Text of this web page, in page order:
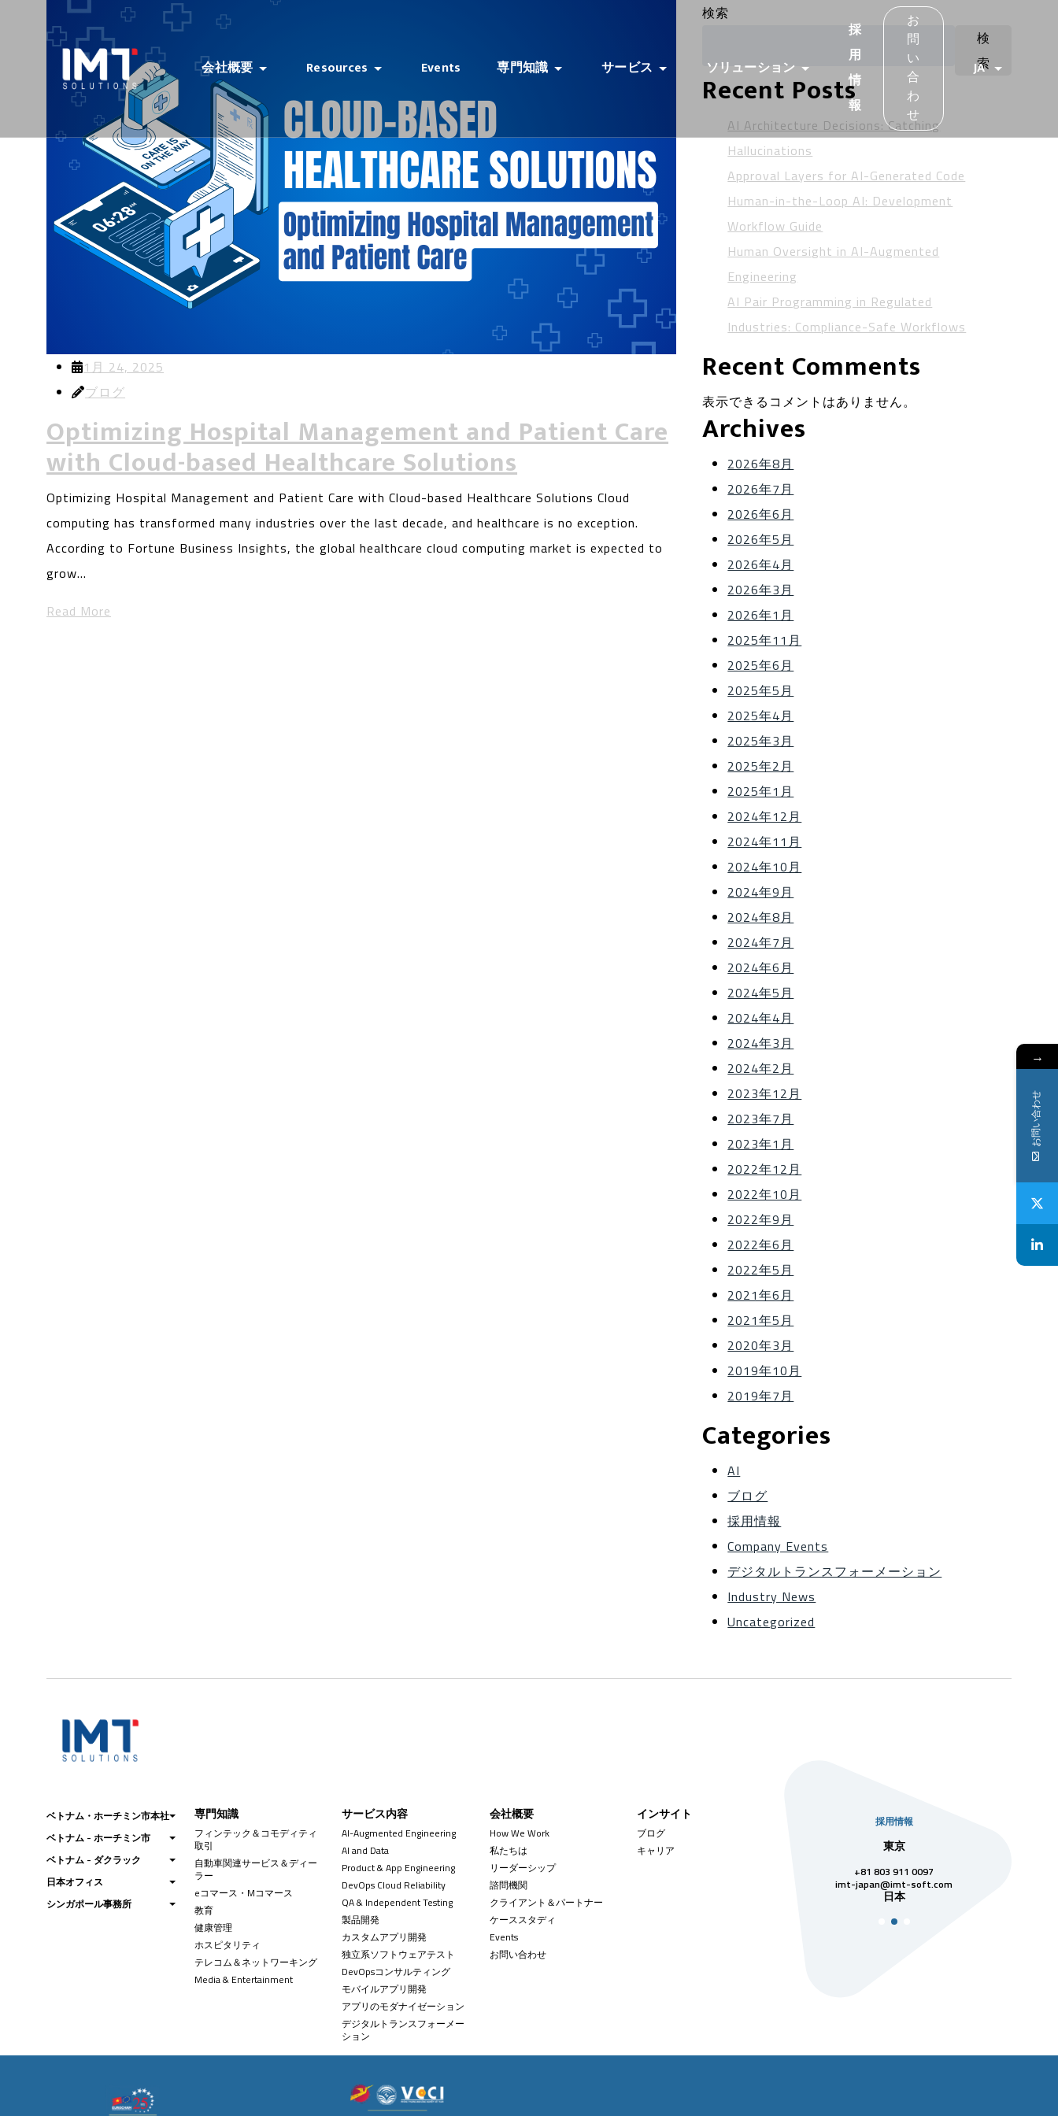
会社概要 Resources Events 専門知識 サービス ソリューション
採
用
情
報
お
問
い
合
わ
せ
JA
1月 24, 2025
ブログ
Optimizing Hospital Management and Patient Care
with Cloud-based Healthcare Solutions
Optimizing Hospital Management and Patient Care with Cloud-based Healthcare Solutions Cloud
computing has transformed many industries over the last decade, and healthcare is no exception.
According to Fortune Business Insights, the global healthcare cloud computing market is expected to
grow…
Read More
検索
検
索
Recent Posts
AI Architecture Decisions: Catching
Hallucinations
Approval Layers for AI-Generated Code
Human-in-the-Loop AI: Development
Workflow Guide
Human Oversight in AI-Augmented
Engineering
AI Pair Programming in Regulated
Industries: Compliance-Safe Workflows
Recent Comments
表示できるコメントはありません。
Archives
2026年8月
2026年7月
2026年6月
2026年5月
2026年4月
2026年3月
2026年1月
2025年11月
2025年6月
2025年5月
2025年4月
2025年3月
2025年2月
2025年1月
2024年12月
2024年11月
2024年10月
2024年9月
2024年8月
2024年7月
2024年6月
2024年5月
2024年4月
2024年3月
2024年2月
2023年12月
2023年7月
2023年1月
2022年12月
2022年10月
2022年9月
2022年6月
2022年5月
2021年6月
2021年5月
2020年3月
2019年10月
2019年7月
Categories
AI
ブログ
採用情報
Company Events
デジタルトランスフォーメーション
Industry News
Uncategorized
ベトナム・ホーチミン市本社
ベトナム - ホーチミン市
ベトナム - ダクラック
日本オフィス
シンガポール事務所
専門知識
フィンテック＆コモディティ
取引
自動車関連サービス＆ディー
ラー
eコマース・Mコマース
教育
健康管理
ホスピタリティ
テレコム＆ネットワーキング
Media & Entertainment
サービス内容
AI-Augmented Engineering
AI and Data
Product & App Engineering
DevOps Cloud Reliability
QA & Independent Testing
製品開発
カスタムアプリ開発
独立系ソフトウェアテスト
DevOpsコンサルティング
モバイルアプリ開発
アプリのモダナイゼーション
デジタルトランスフォーメー
ション
会社概要
How We Work
私たちは
リーダーシップ
諮問機関
クライアント＆パートナー
ケーススタディ
Events
お問い合わせ
インサイト
ブログ
キャリア
採用情報
東京
+81 803 911 0097
imt-japan@imt-soft.com
日本
→
お問い合わせ